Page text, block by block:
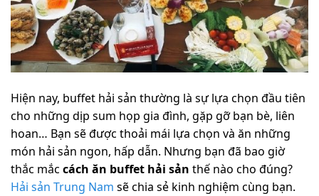
Hiện nay, buffet hải sản thường là sự lựa chọn đầu tiên
cho những dịp sum họp gia đình, gặp gỡ bạn bè, liên
hoan… Bạn sẽ được thoải mái lựa chọn và ăn những
món hải sản ngon, hấp dẫn. Nhưng bạn đã bao giờ
thắc mắc cách ăn buffet hải sản thế nào cho đúng?
Hải sản Trung Nam sẽ chia sẻ kinh nghiệm cùng bạn.